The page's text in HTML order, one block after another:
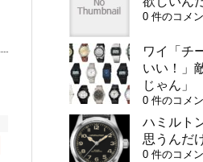
0 件のコメ
ワイ「チ
いい！」
じゃん」
0 件のコメ
ハミルト
思うんだ
0 件のコメ